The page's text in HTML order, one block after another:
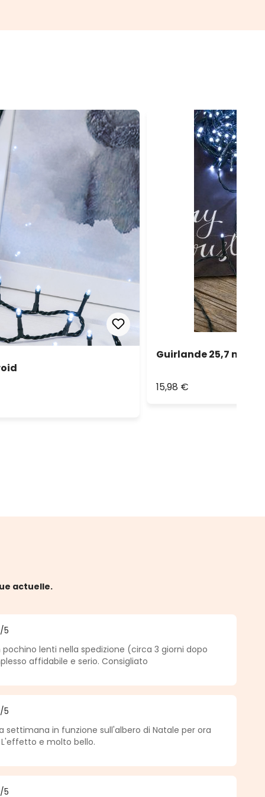
Guirlande 25,7 m,
15,98 €
actuelle.
5 sur 5 étoiles
/5
lenti nella spedizione (circa 3 giorni dopo
affidabile e serio. Consigliato
5 sur 5 étoiles
/5
settimana in funzione sull'albero di Natale per ora
e molto bello.
/5